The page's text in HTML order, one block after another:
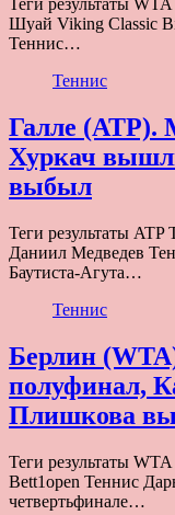
Теги результаты
Шуай Viking Classic
Теннис…
Теннис
Галле (ATP).
Хуркач
выбыл
Теги результаты
Даниил Медведев
Баутиста-Агута…
Теннис
Берлин
полуфинал,
Плишкова
Теги результаты
Bett1open Теннис
четвертьфинале…